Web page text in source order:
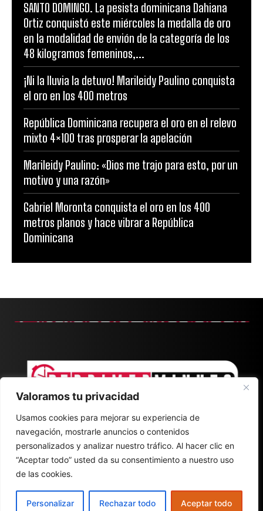
Valoramos tu privacidad
Usamos cookies para mejorar su experiencia de
navegación, mostrarle anuncios o contenidos
personalizados y analizar nuestro tráfico. Al hacer clic en
“Aceptar todo” usted da su consentimiento a nuestro uso
de las cookies.
Personalizar Rechazar todo Aceptar todo
SANTO DOMINGO. La pesista dominicana Dahiana
Ortiz conquistó este miércoles la medalla de oro
en la modalidad de envión de la categoría de los
48 kilogramos femeninos,...
¡Ni la lluvia la detuvo! Marileidy Paulino conquista
el oro en los 400 metros
República Dominicana recupera el oro en el relevo
mixto 4×100 tras prosperar la apelación
Marileidy Paulino: «Dios me trajo para esto, por un
motivo y una razón»
Gabriel Moronta conquista el oro en los 400
metros planos y hace vibrar a República
Dominicana